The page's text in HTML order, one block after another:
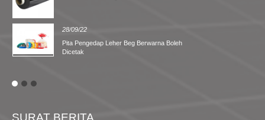
28/09/22
Pita Pengedap Leher Beg Berwarna Boleh
Dicetak
SURAT BERITA